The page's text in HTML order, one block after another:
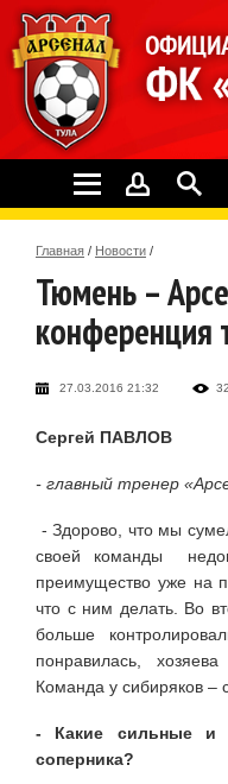
Главная / Новости /
Тюмень –
конференция
27.03.2016 21:32
Сергей ПАВЛОВ
- главный тренер
- Здорово, что мы
своей команды
преимущество уже на
что с ним делать. Во
больше
понравилась,
Команда у сибиряков –
- Какие сильные и
соперника?